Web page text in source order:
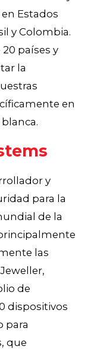
Estados
y Colombia.
países y
la
en
y
para la
de la
las
de
dispositivos
para
que